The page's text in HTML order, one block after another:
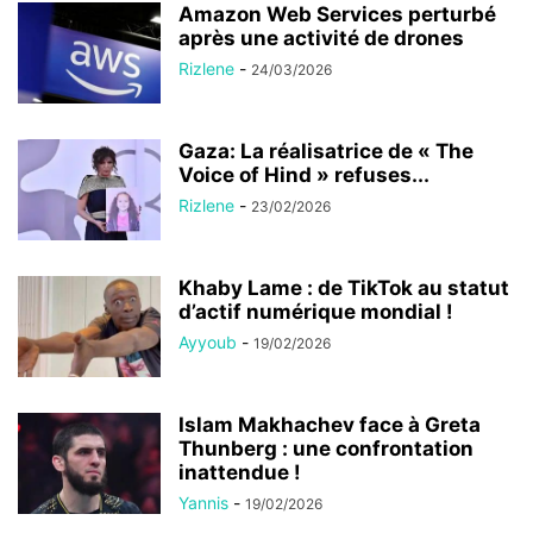
Amazon Web Services perturbé
après une activité de drones
Rizlene - 24/03/2026
Gaza: La réalisatrice de « The
Voice of Hind » refuses...
Rizlene - 23/02/2026
Khaby Lame : de TikTok au statut
d’actif numérique mondial !
Ayyoub - 19/02/2026
Islam Makhachev face à Greta
Thunberg : une confrontation
inattendue !
Yannis - 19/02/2026